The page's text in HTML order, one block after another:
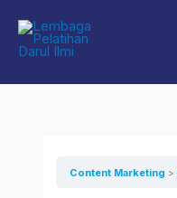
konten
Content Marketing